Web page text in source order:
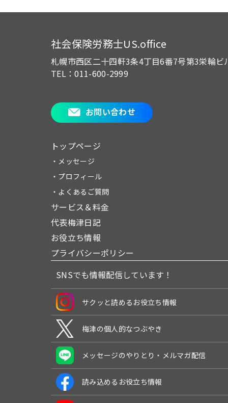
社会保険労務士US.office
札幌市西区二十四軒3条4丁目6番7号第3栄輪ビ
TEL：011-600-2999
お問い合わせ
トップページ
・メッセージ
・プロフィール
・よくあるご質問
サービス＆料金
代表梅津日記
お役立ち情報
プライバシーポリシー
SNSでも情報配信しています！
サクッと読めるお役立ち情報
梅津の個人的なつぶやき
メッセージのやりとり・メルマガ配信
読み込めるお役立ち情報